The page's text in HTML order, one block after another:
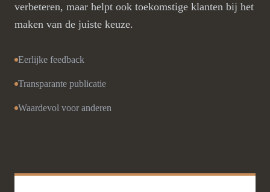
verbeteren, maar helpt ook toekomstige klanten bij het
maken van de juiste keuze.
Eerlijke feedback
Transparante publicatie
Waardevol voor anderen